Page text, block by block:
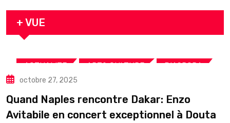
arrestation
+ VUE
ACTUALITE ART& CULTURE DIASPORA
TOURISME
octobre 27, 2025
Quand Naples rencontre Dakar: Enzo
Avitabile en concert exceptionnel à Douta